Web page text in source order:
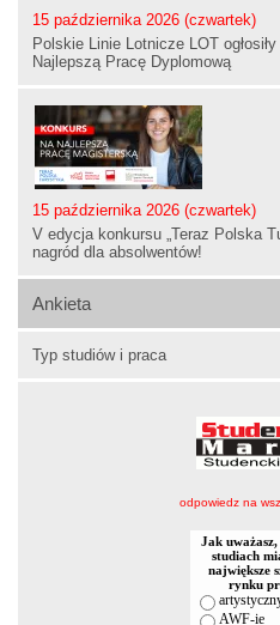
15 października 2026 (czwartek)
Polskie Linie Lotnicze LOT
Najlepszą Pracę Dyplomową
15 października 2026 (czwartek)
V edycja konkursu „Teraz Polska
nagród dla absolwentów!
Ankieta
Typ studiów i praca
odpowiedz na